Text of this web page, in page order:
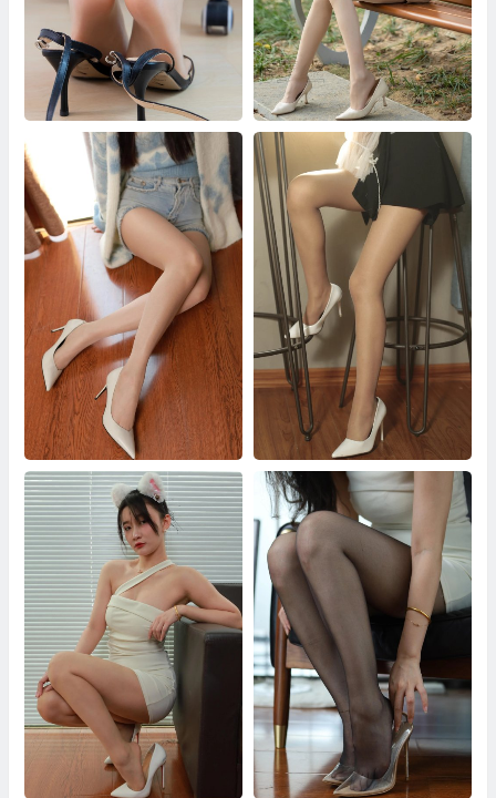
小竹 轻盈如梦 尤蜜丝穿搭写真 No.126
婉萍 蓝白毛衣（上） 成希 咖啡厅一抹阳光下的丝袜